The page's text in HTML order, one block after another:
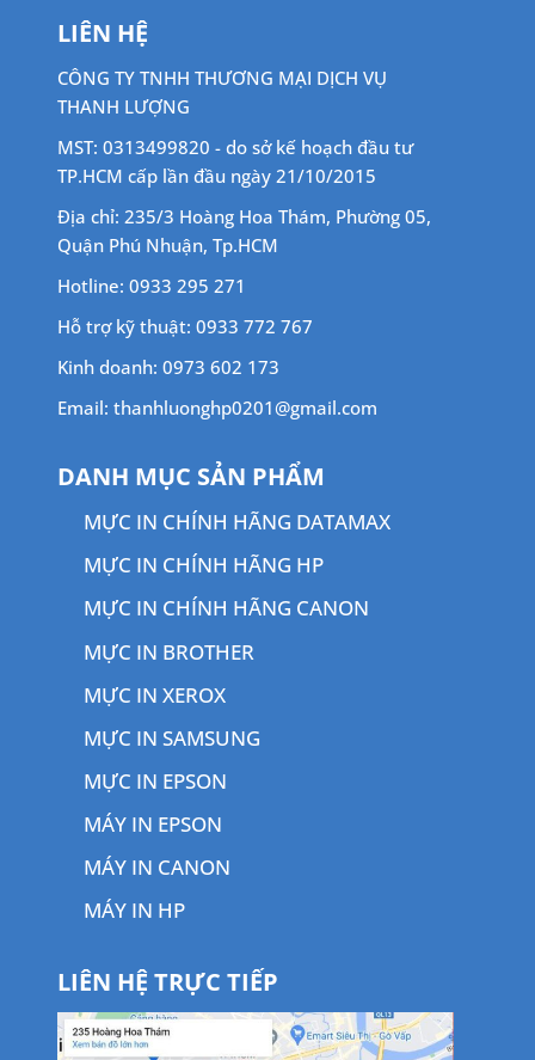
LIÊN HỆ
CÔNG TY TNHH THƯƠNG MẠI DỊCH VỤ
THANH LƯỢNG
MST: 0313499820 - do sở kế hoạch đầu tư
TP.HCM cấp lần đầu ngày 21/10/2015
Địa chỉ: 235/3 Hoàng Hoa Thám, Phường 05,
Quận Phú Nhuận, Tp.HCM
Hotline: 0933 295 271
Hỗ trợ kỹ thuật: 0933 772 767
Kinh doanh: 0973 602 173
Email: thanhluonghp0201@gmail.com
DANH MỤC SẢN PHẨM
MỰC IN CHÍNH HÃNG DATAMAX
MỰC IN CHÍNH HÃNG HP
MỰC IN CHÍNH HÃNG CANON
MỰC IN BROTHER
MỰC IN XEROX
MỰC IN SAMSUNG
MỰC IN EPSON
MÁY IN EPSON
MÁY IN CANON
MÁY IN HP
LIÊN HỆ TRỰC TIẾP